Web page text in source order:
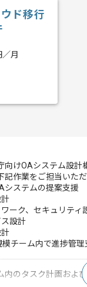
ド移行
／月
向けOAシステム設計
記作業をご担当いただ
システムの提案支援
ーク、セキュリティ
設計
模チーム内で進捗管理
内のタスク計画およ